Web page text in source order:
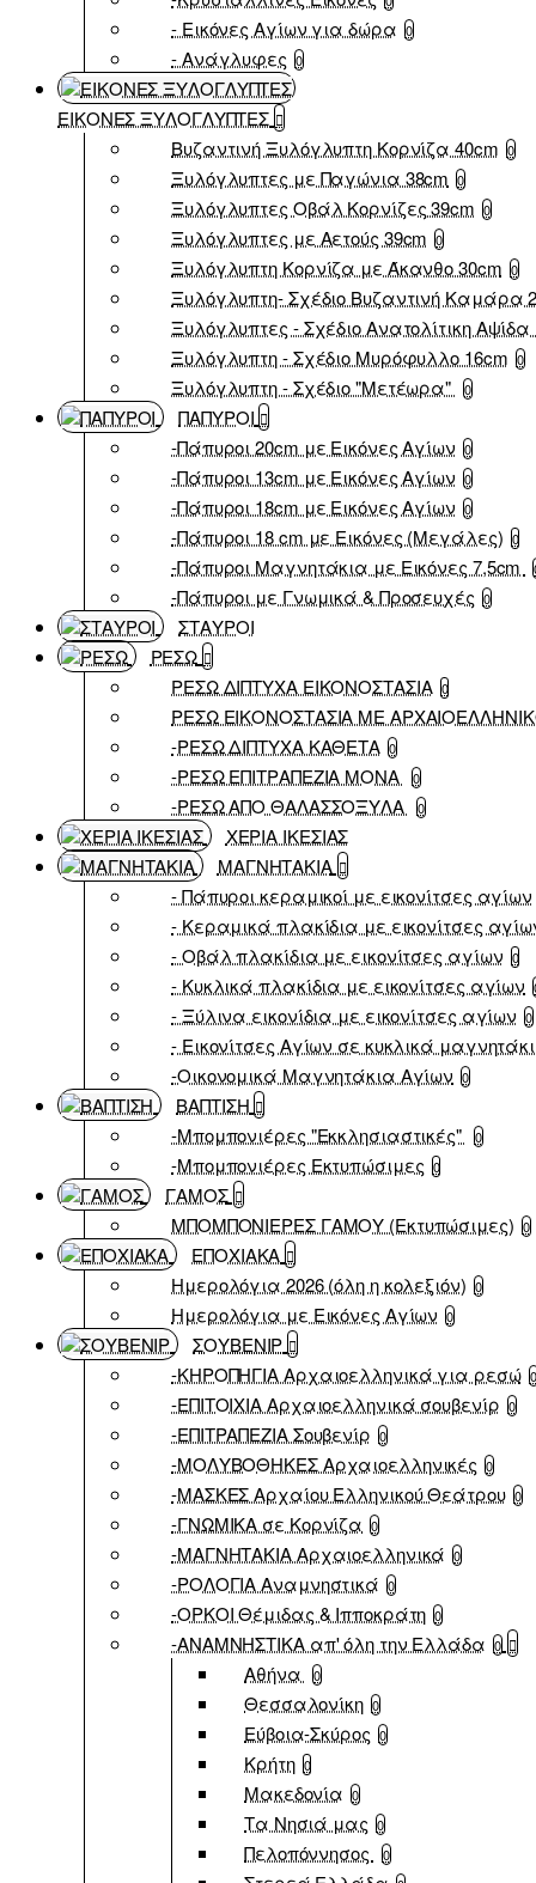
- Εικόνες Αγίων για δώρα 0
- Ανάγλυφες 0
ΕΙΚΟΝΕΣ ΞΥΛΟΓΛΥΠΤΕΣ
Βυζαντινή Ξυλόγλυπτη Κορνίζα 40cm 0
Ξυλόγλυπτες με Παγώνια 38cm 0
Ξυλόγλυπτες Οβάλ Κορνίζες 39cm 0
Ξυλόγλυπτες με Αετούς 39cm 0
Ξυλόγλυπτη Κορνίζα με Άκανθο 30cm 0
Ξυλόγλυπτη- Σχέδιο Βυζαντινή Καμάρα
Ξυλόγλυπτες - Σχέδιο Ανατολίτικη Αψίδα
Ξυλόγλυπτη - Σχέδιο Μυρόφυλλο 16cm 0
Ξυλόγλυπτη - Σχέδιο "Μετέωρα" 0
ΠΑΠΥΡΟΙ
-Πάπυροι 20cm με Εικόνες Αγίων 0
-Πάπυροι 13cm με Εικόνες Αγίων 0
-Πάπυροι 18cm με Εικόνες Αγίων 0
-Πάπυροι 18 cm με Εικόνες (Μεγάλες) 0
-Πάπυροι Μαγνητάκια με Εικόνες 7,5cm
-Πάπυροι με Γνωμικά & Προσευχές 0
ΣΤΑΥΡΟΙ
ΡΕΣΩ
ΡΕΣΩ ΔΙΠΤΥΧΑ ΕΙΚΟΝΟΣΤΑΣΙΑ 0
ΡΕΣΩ ΕΙΚΟΝΟΣΤΑΣΙΑ ΜΕ
-ΡΕΣΩ ΔΙΠΤΥΧΑ ΚΑΘΕΤΑ 0
-ΡΕΣΩ ΕΠΙΤΡΑΠΕΖΙΑ ΜΟΝΑ 0
-ΡΕΣΩ ΑΠΟ ΘΑΛΑΣΣΟΞΥΛΑ 0
ΧΕΡΙΑ ΙΚΕΣΙΑΣ
ΜΑΓΝΗΤΑΚΙΑ
- Πάπυροι κεραμικοί με εικονίτσες αγίων
- Κεραμικά πλακίδια με εικονίτσες
- Οβάλ πλακίδια με εικονίτσες αγίων 0
- Κυκλικά πλακίδια με εικονίτσες αγίων
- Ξύλινα εικονίδια με εικονίτσες αγίων 0
- Εικονίτσες Αγίων σε κυκλικά
-Οικονομικά Μαγνητάκια Αγίων 0
ΒΑΠΤΙΣΗ
-Μπομπονιέρες "Εκκλησιαστικές"
0
-Μπομπονιέρες Εκτυπώσιμες 0
ΓΑΜΟΣ
ΜΠΟΜΠΟΝΙΕΡΕΣ ΓΑΜΟΥ (Εκτυπώσιμες) 0
ΕΠΟΧΙΑΚΑ
Ημερολόγια 2026 (όλη η κολεξιόν) 0
Ημερολόγια με Εικόνες Αγίων 0
ΣΟΥΒΕΝΙΡ
-ΚΗΡΟΠΗΓΙΑ Αρχαιοελληνικά για ρεσώ 0
-ΕΠΙΤΟΙΧΙΑ Αρχαιοελληνικά σουβενίρ 0
-ΕΠΙΤΡΑΠΕΖΙΑ Σουβενίρ 0
-ΜΟΛΥΒΟΘΗΚΕΣ Αρχαιοελληνικές 0
-ΜΑΣΚΕΣ Αρχαίου Ελληνικού Θεάτρου 0
-ΓΝΩΜΙΚΑ σε Κορνίζα 0
-ΜΑΓΝΗΤΑΚΙΑ Αρχαιοελληνικά 0
-ΡΟΛΟΓΙΑ Αναμνηστικά 0
-ΟΡΚΟΙ Θέμιδας & Ιπποκράτη 0
-ΑΝΑΜΝΗΣΤΙΚΑ απ' όλη την Ελλάδα 0
Αθήνα 0
Θεσσαλονίκη 0
Εύβοια-Σκύρος 0
Κρήτη 0
Μακεδονία 0
Τα Νησιά μας 0
Πελοπόννησος 0